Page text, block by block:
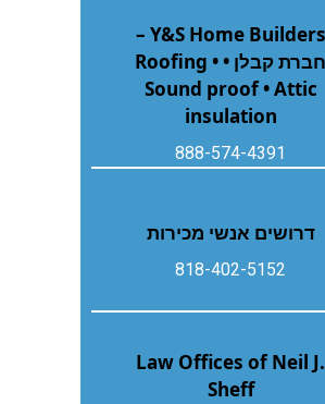
Y&S Home Builders –
חברת קבלן • Roofing •
Sound proof • Attic
insulation
888-574-4391
דרושים אנשי מכירות
818-402-5152
Law Offices of Neil J.
Sheff